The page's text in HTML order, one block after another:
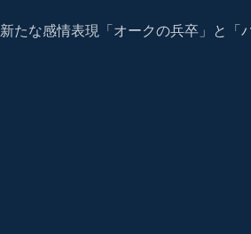
新たな感情表現「オークの兵卒」と「